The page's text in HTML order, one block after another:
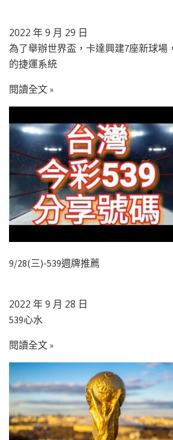
2022 年 9 月 29 日
為了舉辦世界盃，卡達興建7座新球場
的捷運系統
閱讀全文 »
9/28(三)-539週牌推薦
2022 年 9 月 28 日
539心水
閱讀全文 »